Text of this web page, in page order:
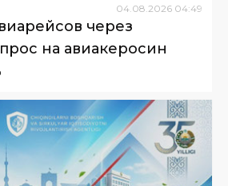
04.08.2026 04:49
через
на авиакеросин